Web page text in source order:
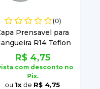
(0)
Prensavel para
R14 Teflon
Medida: 1/4"
R$ 4,75
com desconto no
Pix.
ou 1x de R$ 4,75